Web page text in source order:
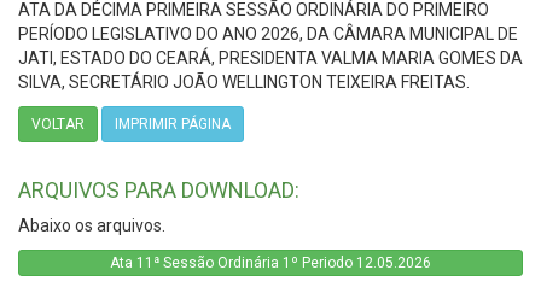
ATA DA DÉCIMA PRIMEIRA SESSÃO ORDINÁRIA DO PRIMEIRO
PERÍODO LEGISLATIVO DO ANO 2026, DA CÂMARA MUNICIPAL DE
JATI, ESTADO DO CEARÁ, PRESIDENTA VALMA MARIA GOMES DA
SILVA, SECRETÁRIO JOÃO WELLINGTON TEIXEIRA FREITAS.
VOLTAR IMPRIMIR PÁGINA
ARQUIVOS PARA DOWNLOAD:
Abaixo os arquivos.
Ata 11ª Sessão Ordinária 1º Periodo 12.05.2026